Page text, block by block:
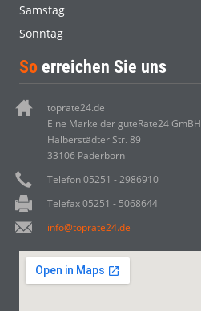
Samstag
Sonntag
So erreichen Sie uns
toprate24.de
Eine Marke der guteRate24 GmBH
Halberstädter Str. 89
33106 Paderborn
Telefon 05251 - 2986910
Telefax 05251 - 5068644
info@toprate24.de